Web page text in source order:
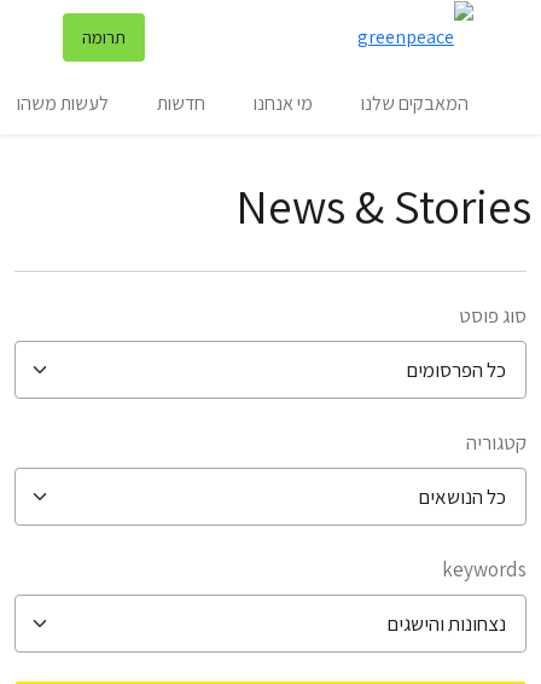
תרומה
המאבקים שלנו מי אנחנו חדשות לעשות משהו
News & Stories
סוג פוסט
קטגוריה
keywords